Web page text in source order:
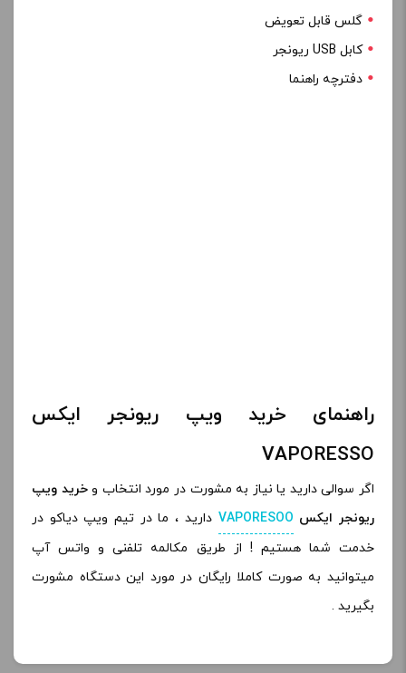
گلس قابل تعویض
کابل USB ریونجر
دفترچه راهنما
راهنمای خرید ویپ ریونجر ایکس
VAPORESSO
اگر سوالی دارید یا نیاز به مشورت در مورد انتخاب وخرید ویپ
ریونجر ایکس VAPORESOO دارید ، ما در تیم ویپ دیاکو در
خدمت شما هستیم ! از طریق مکالمه تلفنی و واتس آپ
میتوانید به صورت کاملا رایگان در مورد این دستگاه مشورت
بگیرید .